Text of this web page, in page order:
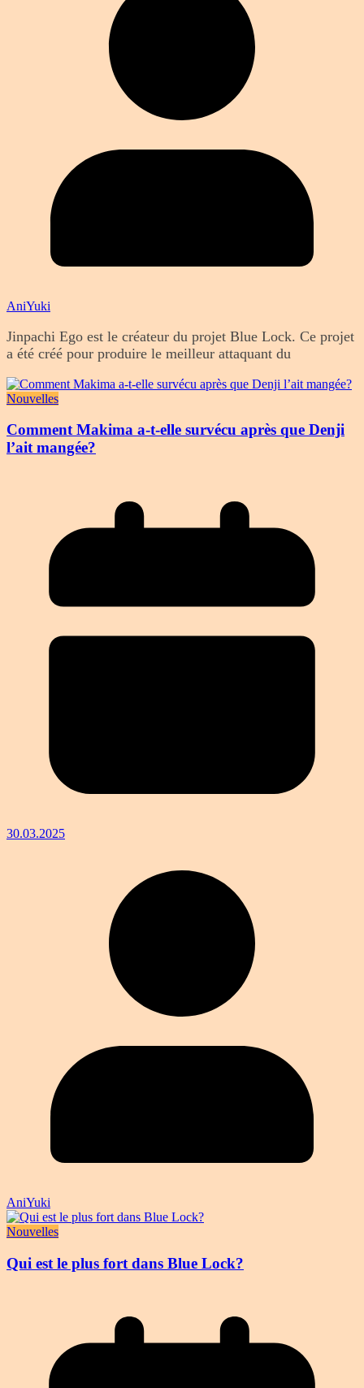
AniYuki
Jinpachi Ego est le créateur du projet Blue Lock. Ce projet
a été créé pour produire le meilleur attaquant du
Nouvelles
Comment Makima a-t-elle survécu après que Denji
l’ait mangée?
30.03.2025
AniYuki
Nouvelles
Qui est le plus fort dans Blue Lock?